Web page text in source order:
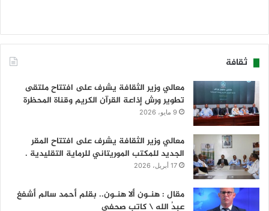
ثقافة
معالي وزير الثقافة يشرف على افتتاح ملتقى
تطوير ورش إذاعة القرآن الكريم وقناة المحظرة
9 مايو، 2026
معالي وزير الثقافة يشرف على افتتاح المقر
الجديد للمكتب الموريتاني للرماية التقليدية .
17 أبريل، 2026
مقال : هنـون ألا هنـون.. بقلم أحمد سالم أشفغ
عبدُ الله \ كاتب صحفي